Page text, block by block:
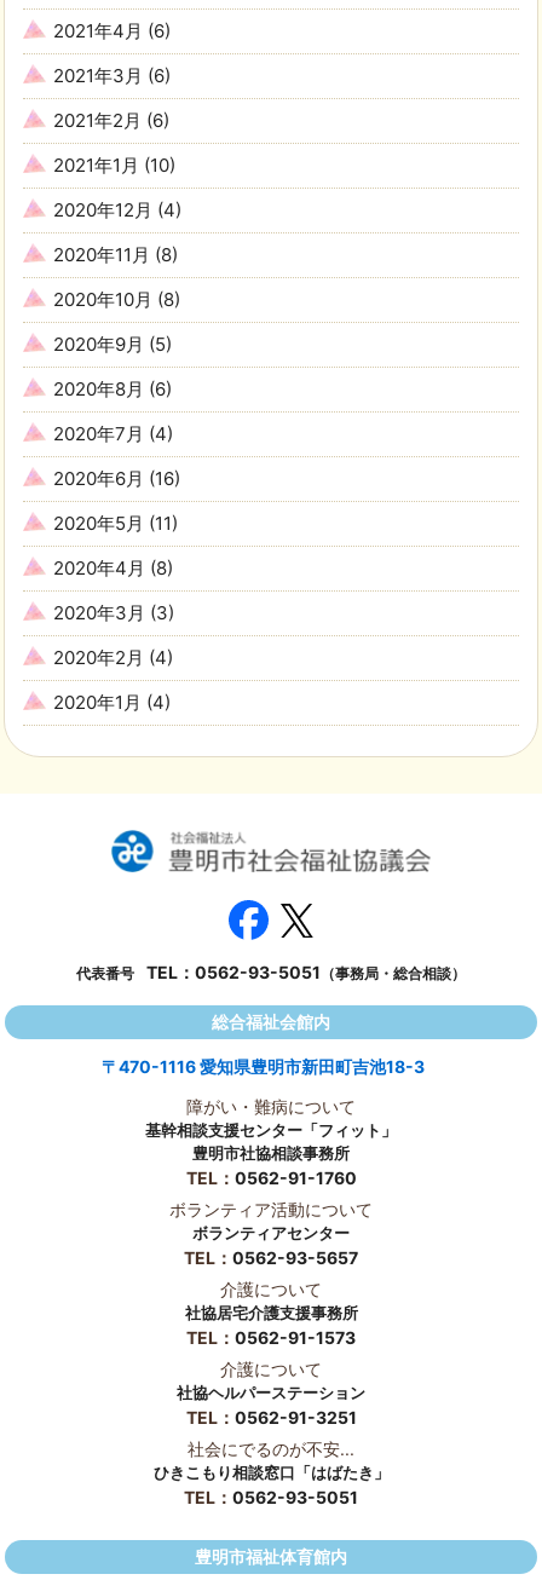
2021年4月 (6)
2021年3月 (6)
2021年2月 (6)
2021年1月 (10)
2020年12月 (4)
2020年11月 (8)
2020年10月 (8)
2020年9月 (5)
2020年8月 (6)
2020年7月 (4)
2020年6月 (16)
2020年5月 (11)
2020年4月 (8)
2020年3月 (3)
2020年2月 (4)
2020年1月 (4)
代表番号 TEL： 0562-93-5051 （事務局・総合相談）
総合福祉会館内
〒470-1116 愛知県豊明市新田町吉池18-3
障がい・難病について
基幹相談支援センター「フィット」
豊明市社協相談事務所
TEL： 0562-91-1760
ボランティア活動について
ボランティアセンター
TEL： 0562-93-5657
介護について
社協居宅介護支援事務所
TEL： 0562-91-1573
介護について
社協ヘルパーステーション
TEL： 0562-91-3251
社会にでるのが不安...
ひきこもり相談窓口「はばたき」
TEL： 0562-93-5051
豊明市福祉体育館内